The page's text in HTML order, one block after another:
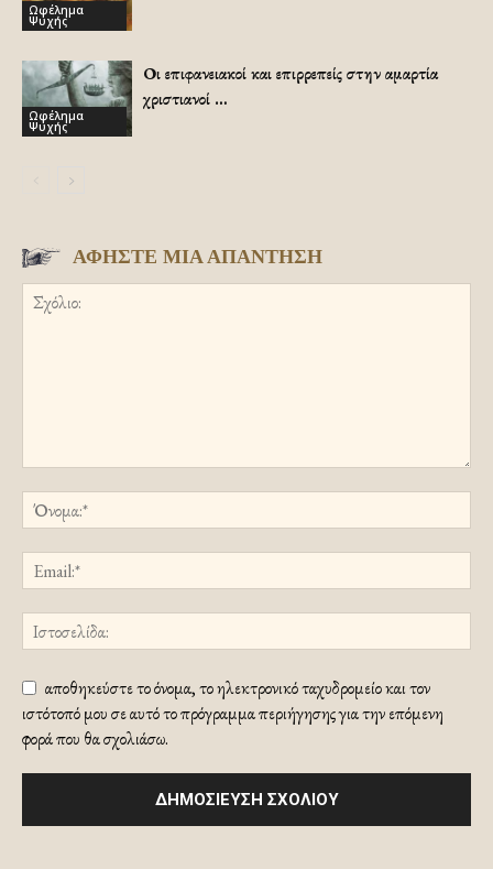
Ωφέλημα
Ψυχής
Ωφέλημα
Ψυχής
Οι επιφανειακοί και επιρρεπείς στην αμαρτία
χριστιανοί …
ΑΦΗΣΤΕ ΜΙΑ ΑΠΑΝΤΗΣΗ
αποθηκεύστε το όνομα, το ηλεκτρονικό ταχυδρομείο και τον
ιστότοπό μου σε αυτό το πρόγραμμα περιήγησης για την επόμενη
φορά που θα σχολιάσω.